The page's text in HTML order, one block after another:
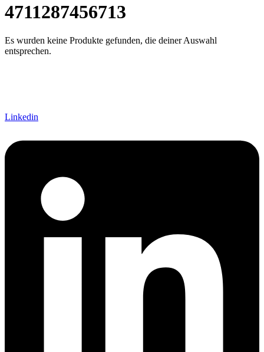
4711287456713
Es wurden keine Produkte gefunden, die deiner Auswahl
entsprechen.
Linkedin